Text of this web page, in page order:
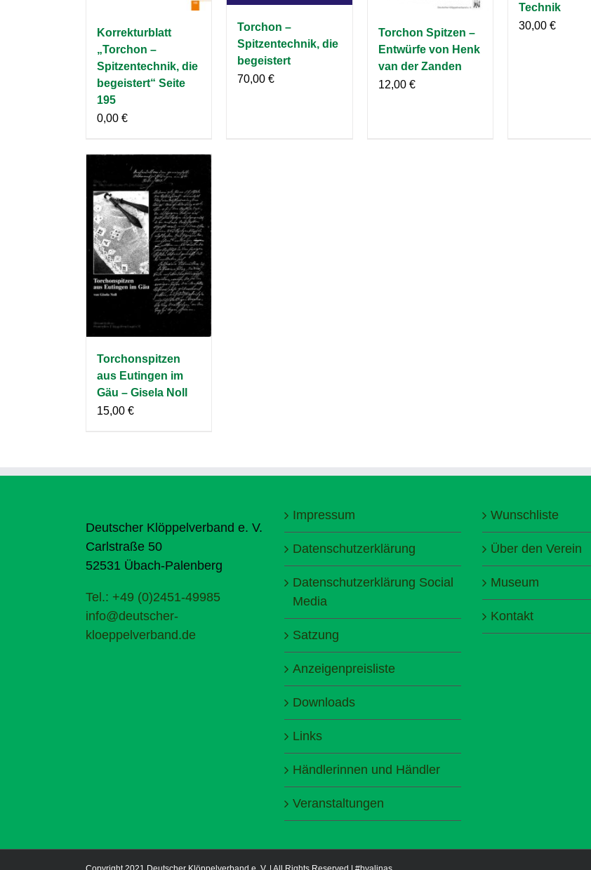
Korrekturblatt
„Torchon –
Spitzentechnik, die
begeistert“ Seite
195
0,00 €
Torchon –
Spitzentechnik, die
begeistert
70,00€
Torchon Spitzen –
Entwürfe von Henk
van der Zanden
12,00 €
Technik
30,00 €
Torchonspitzen
aus Eutingen im
Gäu – Gisela Noll
15,00 €
Deutscher Klöppelverband e. V.
Carlstraße 50
52531 Übach-Palenberg
Tel.: +49 (0)2451-49985
info@deutscher-
kloeppelverband.de
Impressum
Datenschutzerklärung
Datenschutzerklärung Social
Media
Satzung
Anzeigenpreisliste
Downloads
Links
Händlerinnen und Händler
Veranstaltungen
Wunschliste
Über den Verein
Museum
Kontakt